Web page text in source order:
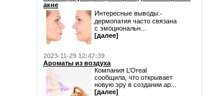
акне
Интересные выводы:⁃
дермопатия часто связана
с эмоциональн...
[далее]
2023-11-29 12:47:39
Ароматы из воздуха
Компания L’Oreal
сообщила, что открывает
новую эру в создании ар...
[далее]